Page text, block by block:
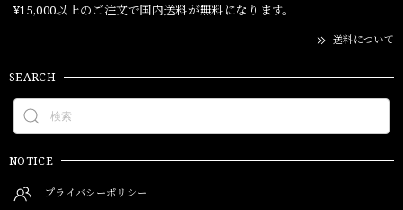
¥15,000以上のご注文で国内送料が無料になります。
送料について
SEARCH
NOTICE
プライバシーポリシー